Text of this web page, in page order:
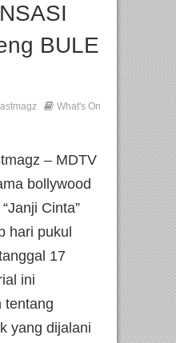
BULE
What's On
– MDTV
bollywood
Cinta”
hari pukul
17
ini
tentang
yang dijalani